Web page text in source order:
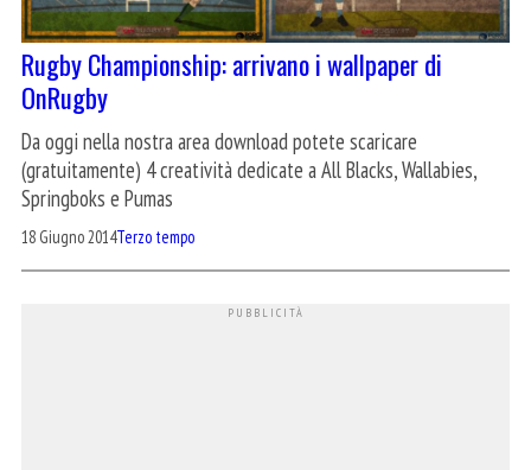
Rugby Championship: arrivano i wallpaper di
OnRugby
Da oggi nella nostra area download potete scaricare
(gratuitamente) 4 creatività dedicate a All Blacks, Wallabies,
Springboks e Pumas
18 Giugno 2014Terzo tempo